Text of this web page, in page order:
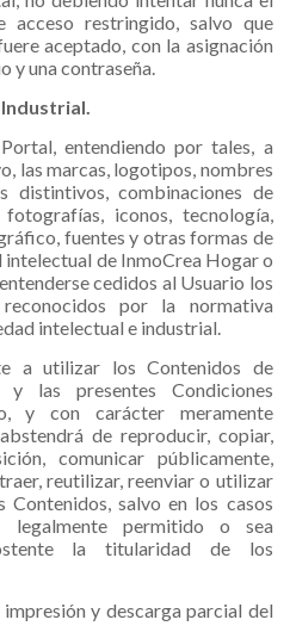
acceso restringido, salvo que
aceptado, con la asignación
y una contraseña.
entendiendo por tales, a
las marcas, logotipos, nombres
distintivos, combinaciones de
iconos, tecnología,
fuentes y otras formas de
de InmoCrea Hogar o
cedidos al Usuario los
por la normativa
intelectual e industrial.
a utilizar los Contenidos de
las presentes Condiciones
y con carácter meramente
de reproducir, copiar,
comunicar públicamente,
reutilizar, reenviar o utilizar
salvo en los casos
legalmente permitido o sea
la titularidad de los
y descarga parcial del